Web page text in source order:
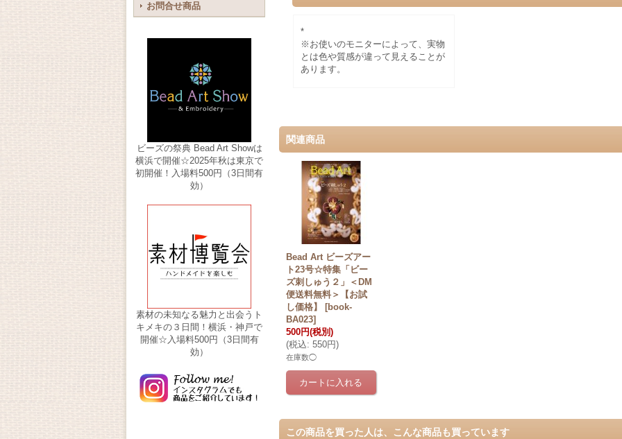
お問合せ商品
ビーズの祭典 Bead Art Showは
横浜で開催☆2025年秋は東京で
初開催！入場料500円（3日間有
効）
素材の未知なる魅力と出会うト
キメキの３日間！横浜・神戸で
開催☆入場料500円（3日間有
効）
*
※お使いのモニターによって、実物
とは色や質感が違って見えることが
あります。
関連商品
Bead Art ビーズアー
ト23号☆特集「ビー
ズ刺しゅう２」＜DM
便送料無料＞【お試
し価格】
[book-
BA023]
500円(税別)
(税込: 550円)
在庫数◯
この商品を買った人は、こんな商品も買っています